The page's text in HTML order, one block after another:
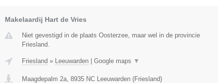
Makelaardij Hart de Vries
Niet gevestigd in de plaats Oosterzee, maar wel in de provincie
Friesland.
Friesland » Leeuwarden | Google maps ▼
Maagdepalm 2a 8935 NC Leeuwarden (Friesland)